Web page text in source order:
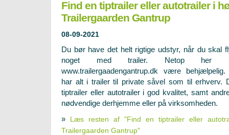
Find en tiptrailer eller autotrailer i
Trailergaarden Gantrup
08-09-2021
Du bør have det helt rigtige udstyr, når du skal
noget med trailer. Netop her
www.trailergaadengantrup.dk være
har alt i trailer til private såvel som til erhverv.
tiptrailer eller autotrailer i god kvalitet, samt
nødvendige derhjemme eller på virksomheden.
» Læs resten af "Find en tiptrailer eller
Trailergaarden Gantrup"